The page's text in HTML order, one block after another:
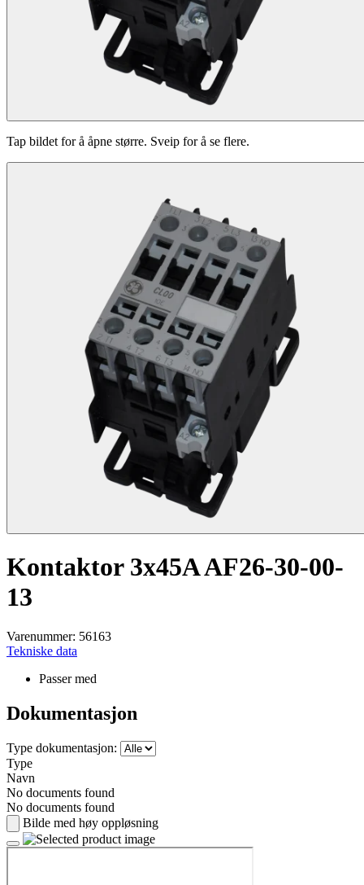
Tap bildet for å åpne større. Sveip for å se flere.
Kontaktor 3x45A AF26-30-00-
13
Varenummer: 56163
Tekniske data
Passer med
Dokumentasjon
Type dokumentasjon:
Type
Navn
No documents found
No documents found
Bilde med høy oppløsning